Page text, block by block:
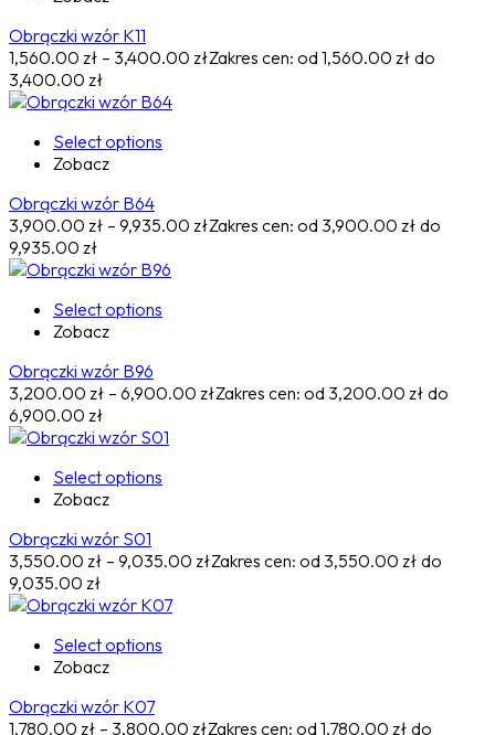
Obrączki wzór K11
1,560.00 zł – 3,400.00 złZakres cen: od 1,560.00 zł do
3,400.00 zł
Select options
Zobacz
Obrączki wzór B64
3,900.00 zł – 9,935.00 złZakres cen: od 3,900.00 zł do
9,935.00 zł
Select options
Zobacz
Obrączki wzór B96
3,200.00 zł – 6,900.00 złZakres cen: od 3,200.00 zł do
6,900.00 zł
Select options
Zobacz
Obrączki wzór S01
3,550.00 zł – 9,035.00 złZakres cen: od 3,550.00 zł do
9,035.00 zł
Select options
Zobacz
Obrączki wzór K07
1,780.00 zł – 3,800.00 złZakres cen: od 1,780.00 zł do